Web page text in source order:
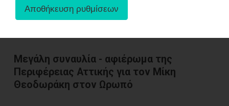
Μεγάλη συναυλία - αφιέρωμα της
Περιφέρειας Αττικής για τον Μίκη
Θεοδωράκη στον Ωρωπό